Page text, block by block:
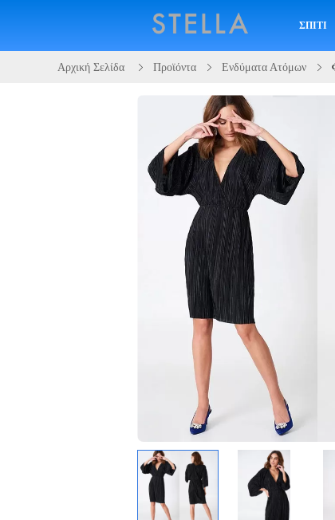
ΣΠΊΤΙ
Αρχική Σελίδα Προϊόντα Ενδύματα Ατόμων